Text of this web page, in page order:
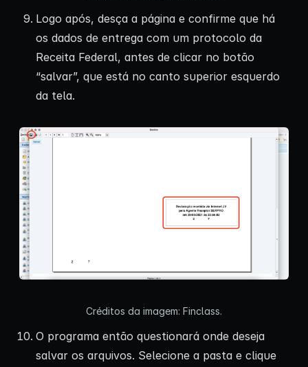
Logo após, desça a página e confirme que há
os dados de entrega com um protocolo da
Receita Federal, antes de clicar no botão
“salvar”, que está no canto superior esquerdo
da tela.
Créditos da imagem: Finclass.
O programa então questionará onde deseja
salvar os arquivos. Selecione a pasta e clique